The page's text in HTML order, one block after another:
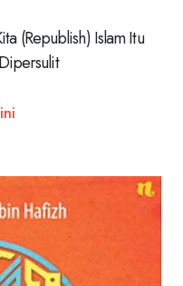
(Republish) Islam Itu